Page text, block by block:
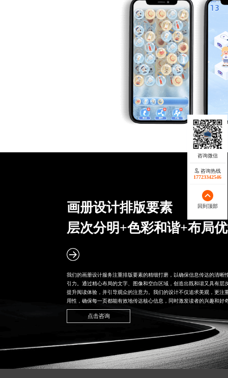
画册设计排版要素
层次分明+色彩和谐+布局
我们的画册设计服务注重排版要素的精细打磨，以确保信息传达的清晰
引力。通过精心布局的文字、图像和空白区域，创造出既和谐又具有层
提升阅读体验，并引导观众的注意力。我们的设计不仅追求美观，更注
用性，确保每一页都能有效地传达核心信息，同时激发读者的兴趣和好
点击咨询
咨询热线
17723342546
回到顶部